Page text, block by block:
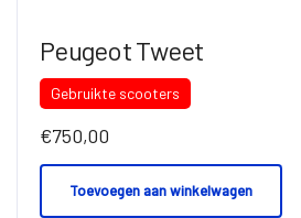
Peugeot Tweet
Gebruikte scooters
€750,00
Toevoegen aan winkelwagen